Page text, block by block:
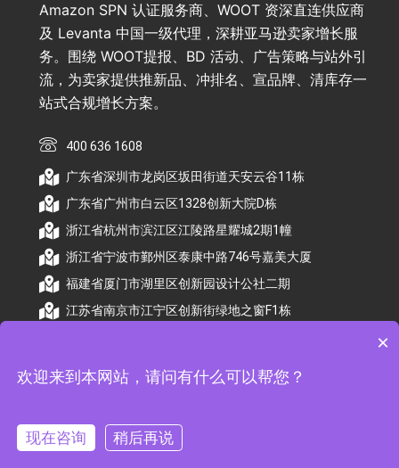
Amazon SPN 认证服务商、WOOT 资深直连供应商
及 Levanta 中国一级代理，深耕亚马逊卖家增长服
务。围绕 WOOT提报、BD 活动、广告策略与站外引
流，为卖家提供推新品、冲排名、宣品牌、清库存一
站式合规增长方案。
400 636 1608
广东省深圳市龙岗区坂田街道天安云谷11栋
广东省广州市白云区1328创新大院D栋
浙江省杭州市滨江区江陵路星耀城2期1幢
浙江省宁波市鄞州区泰康中路746号嘉美大厦
福建省厦门市湖里区创新园设计公社二期
江苏省南京市江宁区创新街绿地之窗F1栋
备案号：浙ICP备2026009174号
×
欢迎来到本网站，请问有什么可以帮您？
现在咨询 稍后再说